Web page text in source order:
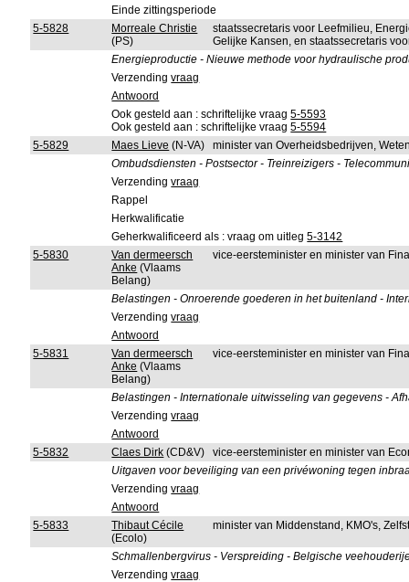
Einde zittingsperiode
5-5828
Morreale Christie
(PS)
staatssecretaris voor Leefmilieu,
Gelijke Kansen, en staatssecretaris
Energieproductie - Nieuwe methode voor hydraulische
Verzendingvraag
Antwoord
Ook gesteld aan : schriftelijke vraag5-5593
Ook gesteld aan : schriftelijke vraag5-5594
5-5829
Maes Lieve (N-VA)
minister van Overheidsbedrijven,
Ombudsdiensten - Postsector - Treinreizigers -
Verzendingvraag
Rappel
Herkwalificatie
Geherkwalificeerd als : vraag om uitleg5-3142
5-5830
Van dermeersch
Anke (Vlaams
Belang)
vice-eersteminister en minister van
Belastingen - Onroerende goederen in het buitenland -
Verzendingvraag
Antwoord
5-5831
Van dermeersch
Anke (Vlaams
Belang)
vice-eersteminister en minister van
Belastingen - Internationale uitwisseling van gegevens -
Verzendingvraag
Antwoord
5-5832
Claes Dirk (CD&V)
vice-eersteminister en minister van
Uitgaven voor beveiliging van een privéwoning tegen
Verzendingvraag
Antwoord
5-5833
Thibaut Cécile
(Ecolo)
minister van Middenstand, KMO's,
Schmallenbergvirus - Verspreiding - Belgische
Verzendingvraag